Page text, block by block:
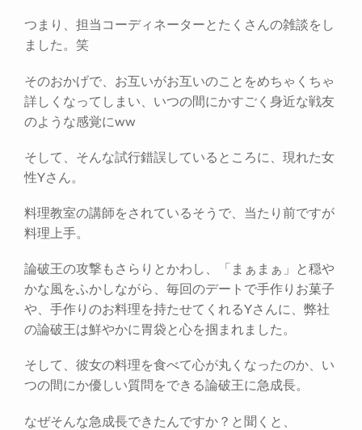
つまり、担当コーディネーターとたくさんの雑談をし
ました。笑
そのおかげで、お互いがお互いのことをめちゃくちゃ
詳しくなってしまい、いつの間にかすごく身近な戦友
のような感覚にww
そして、そんな試行錯誤しているところに、現れた女
性Yさん。
料理教室の講師をされているそうで、当たり前ですが
料理上手。
論破王の攻撃もさらりとかわし、「まぁまぁ」と穏や
かな風をふかしながら、毎回のデートで手作りお菓子
や、手作りのお料理を持たせてくれるYさんに、弊社
の論破王は鮮やかに胃袋と心を掴まれました。
そして、彼女の料理を食べて心が丸くなったのか、い
つの間にか優しい質問をできる論破王に急成長。
なぜそんな急成長できたんですか？と聞くと、